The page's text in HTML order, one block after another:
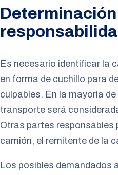
Es necesario identificar la
en forma de cuchillo para
culpables. En la mayoría
transporte será
Otras partes responsables
camión, el remitente de la
Los posibles demandados